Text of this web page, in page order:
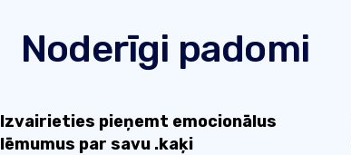
Noderīgi padomi
Izvairieties pieņemt emocionālus
lēmumus par savu .kaķi